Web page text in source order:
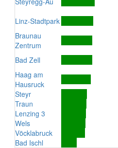
Linz-Stadtpark
Braunau
Zentrum
Bad Zell
Haag am
Hausruck
Steyr
Traun
Lenzing 3
Wels
Vöcklabruck
Bad Ischl